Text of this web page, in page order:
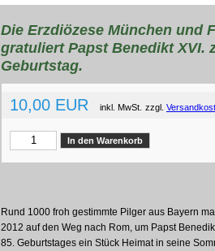
Die Erzdiözese München und
gratuliert Papst Benedikt XVI.
Geburtstag.
10,00 EUR inkl. MwSt. zzgl.
Rund 1000 froh gestimmte Pilger aus Bayern
2012 auf den Weg nach Rom, um Papst
85. Geburtstages ein Stück Heimat in seine